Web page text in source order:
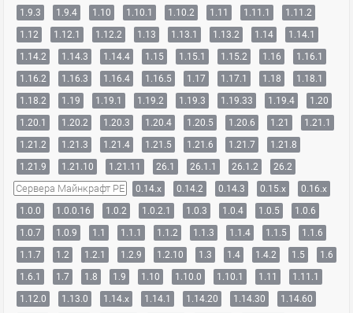
1.9.3
1.9.4 1.10 1.10.1 1.10.2 1.11 1.11.1
1.11.2
1.12
1.12.1 1.12.2 1.13 1.13.1 1.13.2 1.14
1.14.1
1.14.2
1.14.3 1.14.4 1.15 1.15.1 1.15.2 1.16
1.16.1
1.16.2
1.16.3 1.16.4 1.16.5 1.17 1.17.1 1.18
1.18.1
1.18.2
1.19 1.19.1 1.19.2 1.19.3 1.19.33 1.19.4
1.20
1.20.1
1.20.2 1.20.3 1.20.4 1.20.5 1.20.6 1.21
1.21.1
1.21.2
1.21.3 1.21.4 1.21.5 1.21.6 1.21.7
1.21.8
1.21.9
1.21.10 1.21.11 26.1 26.1.1 26.1.2 26.2
Сервера Майнкрафт PE 0.14.x 0.14.2 0.14.3 0.15.x
0.16.x
1.0.0
1.0.0.16 1.0.2 1.0.2.1 1.0.3 1.0.4 1.0.5
1.0.6
1.0.7
1.0.9 1.1 1.1.1 1.1.2 1.1.3 1.1.4 1.1.5
1.1.6
1.1.7
1.2 1.2.1 1.2.9 1.2.10 1.3 1.4 1.4.2 1.5
1.6
1.6.1
1.7 1.8 1.9 1.10 1.10.0 1.10.1 1.11
1.11.1
1.12.0
1.13.0 1.14.x 1.14.1 1.14.20 1.14.30
1.14.60